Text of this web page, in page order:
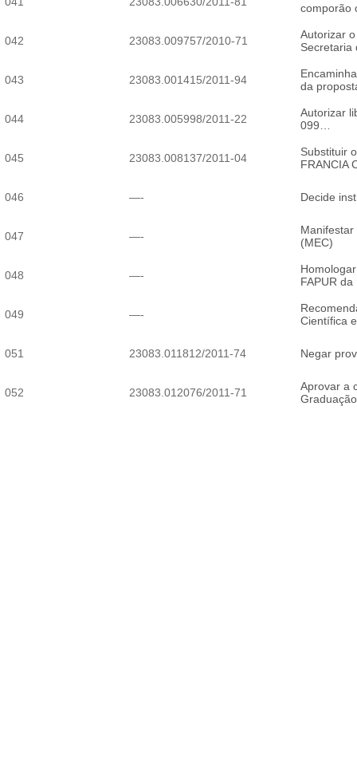
comporão
042 23083.009757/2010-71
Autorizar
Secretaria
043 23083.001415/2011-94
da
044 23083.005998/2011-22
Autorizar
099…
045 23083.008137/2011-04
Substituir
FRANCIA
046 —- Decide
047 —-
(MEC)
048 —-
FAPUR da
049 —-
Científica
051 23083.011812/2011-74 Negar
052 23083.012076/2011-71
Aprovar a